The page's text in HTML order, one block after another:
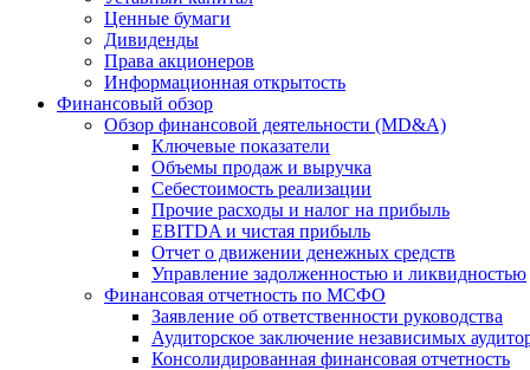
Ценные бумаги
Дивиденды
Права акционеров
Информационная открытость
Финансовый обзор
Обзор финансовой деятельности (MD&A)
Ключевые показатели
Объемы продаж и выручка
Себестоимость реализации
Прочие расходы и налог на прибыль
EBITDA и чистая прибыль
Отчет о движении денежных средств
Управление задолженностью и ликвидностью
Финансовая отчетность по МСФО
Заявление об ответственности руководства
Аудиторское заключение независимых
Консолидированная финансовая отчетность